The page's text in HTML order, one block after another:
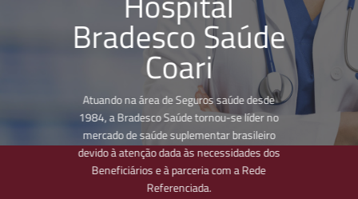
Bradesco Saúde
Coari
Atuando na área de Seguros saúde desde
1984, a Bradesco Saúde tornou-se líder no
mercado de saúde suplementar brasileiro
devido à atenção dada às necessidades dos
Beneficiários e à parceria com a Rede
Referenciada.